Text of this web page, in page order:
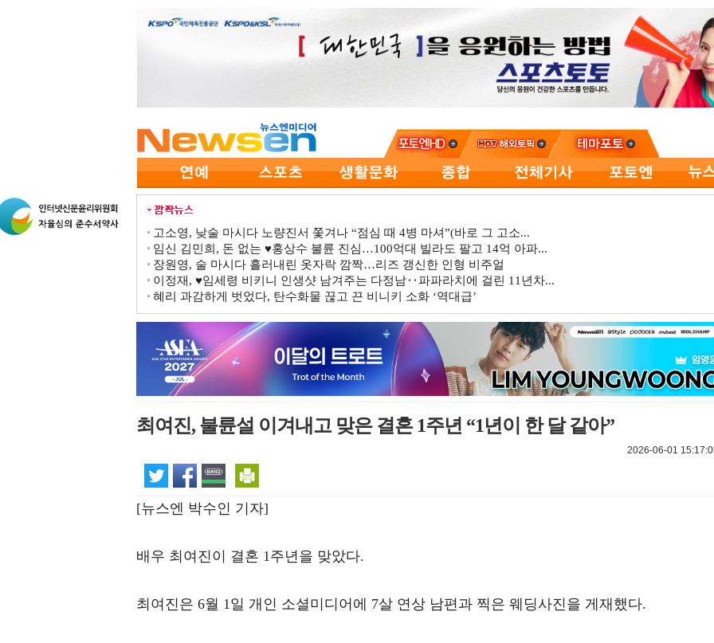
고소영, 낮술 마시다 노량진서 쫓겨나 “점심 때 4병 마셔”(바로 그 고소...
임신 김민희, 돈 없는 ♥홍상수 불륜 진심…100억대 빌라도 팔고 14억 아파...
장원영, 술 마시다 흘러내린 옷자락 깜짝…리즈 갱신한 인형 비주얼
이정재, ♥임세령 비키니 인생샷 남겨주는 다정남‥파파라치에 걸린 11년차...
혜리 과감하게 벗었다, 탄수화물 끊고 끈 비니키 소화 ‘역대급’
최여진, 불륜설 이겨내고 맞은 결혼 1주년 “1년이 한 달 같아”
2026-06-01
[뉴스엔 박수인 기자]
배우 최여진이 결혼 1주년을 맞았다.
최여진은 6월 1일 개인 소셜미디어에 7살 연상 남편과 찍은 웨딩사진을 게재했다.